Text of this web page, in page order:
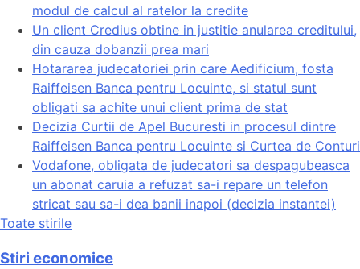
modul de calcul al ratelor la credite
Un client Credius obtine in justitie anularea creditului,
din cauza dobanzii prea mari
Hotararea judecatoriei prin care Aedificium, fosta
Raiffeisen Banca pentru Locuinte, si statul sunt
obligati sa achite unui client prima de stat
Decizia Curtii de Apel Bucuresti in procesul dintre
Raiffeisen Banca pentru Locuinte si Curtea de Conturi
Vodafone, obligata de judecatori sa despagubeasca
un abonat caruia a refuzat sa-i repare un telefon
stricat sau sa-i dea banii inapoi (decizia instantei)
Toate stirile
Stiri economice